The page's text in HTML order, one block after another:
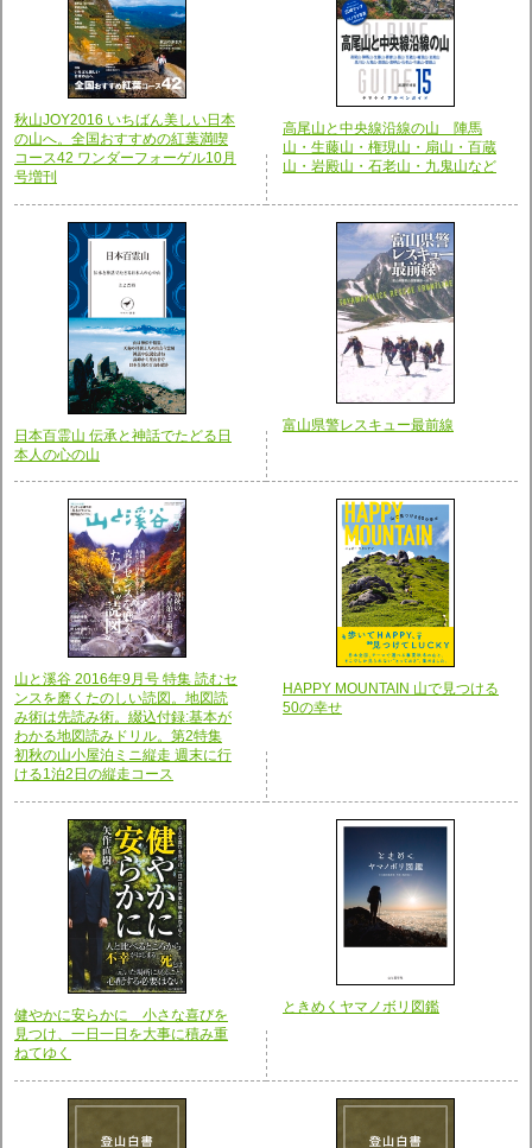
秋山JOY2016 いちばん美しい日本
の山へ。全国おすすめの紅葉満喫
コース42 ワンダーフォーゲル10月
号増刊
高尾山と中央線沿線の山 陣馬
山・生藤山・権現山・扇山・百蔵
山・岩殿山・石老山・九鬼山など
日本百霊山 伝承と神話でたどる日
本人の心の山
富山県警レスキュー最前線
山と溪谷 2016年9月号 特集 読むセ
ンスを磨くたのしい読図。地図読
み術は先読み術。綴込付録:基本が
わかる地図読みドリル。第2特集
初秋の山小屋泊ミニ縦走 週末に行
ける1泊2日の縦走コース
HAPPY MOUNTAIN 山で見つける
50の幸せ
健やかに安らかに 小さな喜びを
見つけ、一日一日を大事に積み重
ねてゆく
ときめくヤマノボリ図鑑